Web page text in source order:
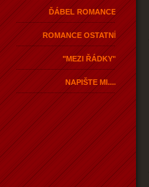
ĎÁBEL ROMANCE
ROMANCE OSTATNÍ
"MEZI ŘÁDKY"
NAPIŠTE MI....